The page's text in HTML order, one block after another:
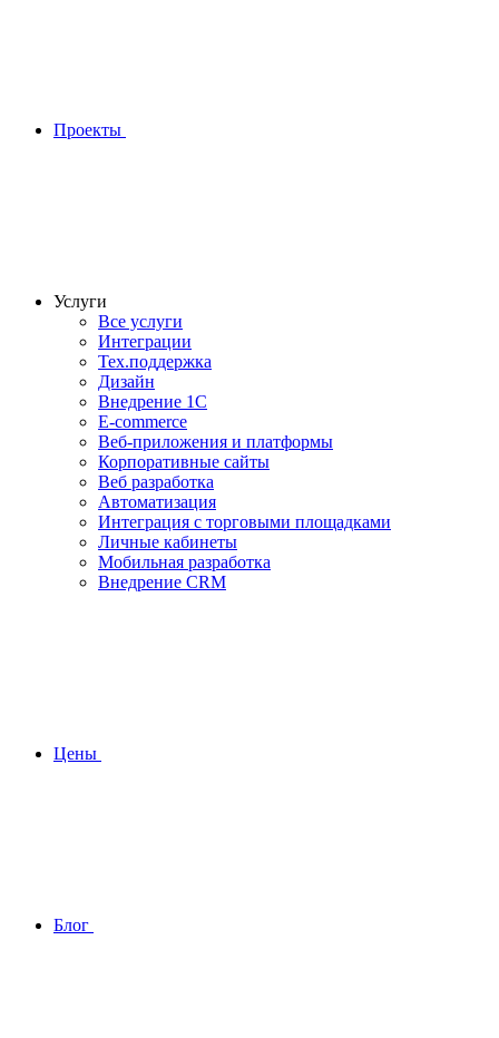
Проекты
Услуги
Все услуги
Интеграции
Тех.поддержка
Дизайн
Внедрение 1С
E-commerce
Веб-приложения и платформы
Корпоративные сайты
Веб разработка
Автоматизация
Интеграция с торговыми площадками
Личные кабинеты
Мобильная разработка
Внедрение CRM
Цены
Блог